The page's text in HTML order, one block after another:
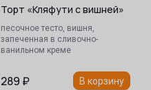
Торт «Кляфути с вишней»
песочное тесто, вишня,
запеченная в сливочно-
ванильном креме
289 ₽ В корзину